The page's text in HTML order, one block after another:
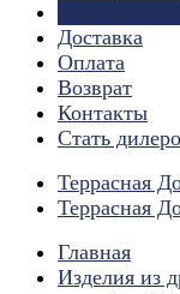
Доставка
Оплата
Возврат
Контакты
Стать
Террасная
Террасная
Главная
Изделия из